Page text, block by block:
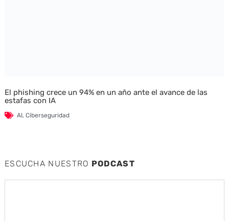
El phishing crece un 94% en un año ante el avance de las
estafas con IA
AI, Ciberseguridad
ESCUCHA NUESTRO PODCAST